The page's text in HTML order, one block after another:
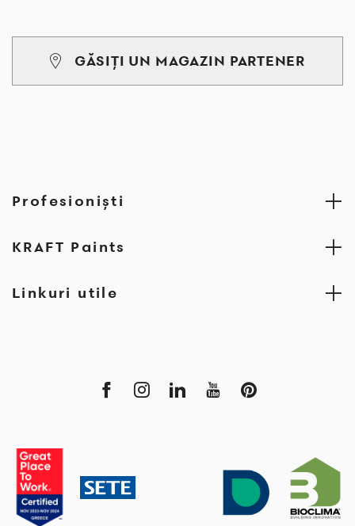
GĂSIȚI UN MAGAZIN PARTENER
Profesionişti
KRAFT Paints
Linkuri utile